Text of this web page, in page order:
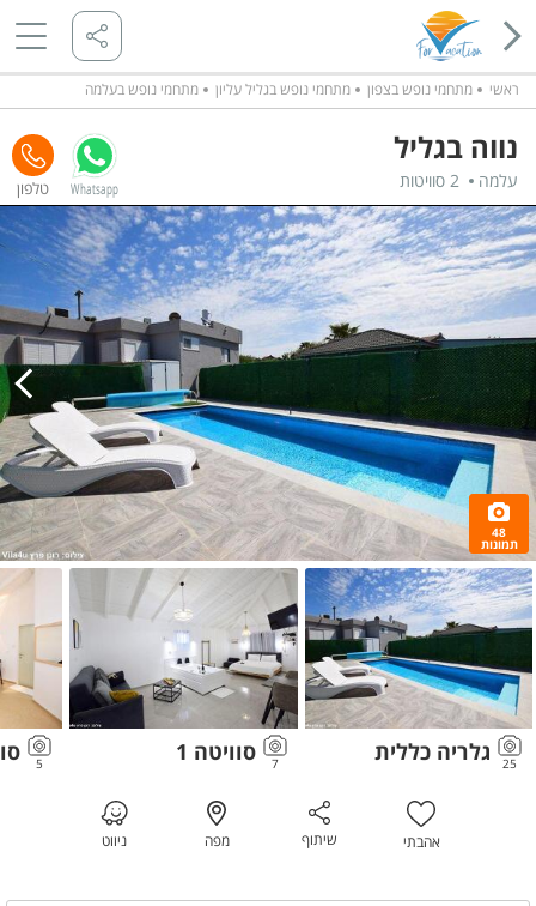
ראשי מתחמי נופש בצפון מתחמי נופש בגליל עליון מתחמי נופש בעלמה
נווה בגליל
עלמה 2 סוויטות Whatsapp
48
תמונות
25 גלריה כללית 7 סוויטה 1 5
אהבתי שיתוף מפה ניווט